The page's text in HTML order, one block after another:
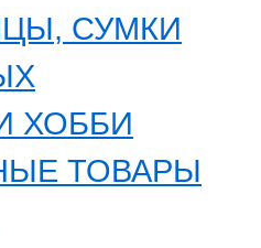
СУМКИ
ХОББИ
ТОВАРЫ